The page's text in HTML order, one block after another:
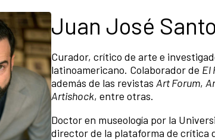
Juan José
Curador, crítico de arte e
latinoamericano. Colaborador de El
además de las revistas Art Forum,
Artishock, entre otras.
Doctor en museología por la
director de la plataforma de crítica